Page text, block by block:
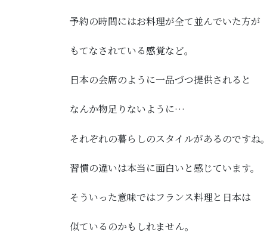
予約の時間にはお料理が全て並んでいた方が
もてなされている感覚など。
日本の会席のように一品づつ提供されると
なんか物足りないように…
それぞれの暮らしのスタイルがあるのですね。
習慣の違いは本当に面白いと感じています。
そういった意味ではフランス料理と日本は
似ているのかもしれません。